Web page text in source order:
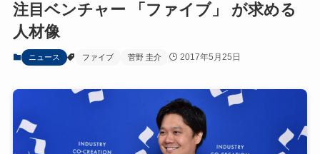
注目ベンチャー 「ファイブ」 が求める
人材像
ニュース ファイブ 菅野 圭介 2017年5月25日